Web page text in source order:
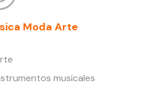
Moda Arte
musicales